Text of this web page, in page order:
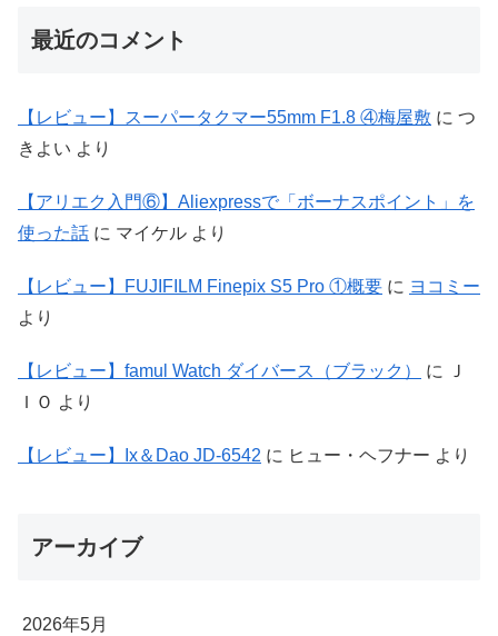
最近のコメント
【レビュー】スーパータクマー55mm F1.8 ④梅屋敷 に つ
きよい より
【アリエク入門⑥】Aliexpressで「ボーナスポイント」を
使った話 に マイケル より
【レビュー】FUJIFILM Finepix S5 Pro ①概要 に ヨコミー
より
【レビュー】famul Watch ダイバース（ブラック） に
Ｊ
ＩＯ より
【レビュー】Ix＆Dao JD-6542 に ヒュー・ヘフナー より
アーカイブ
2026年5月